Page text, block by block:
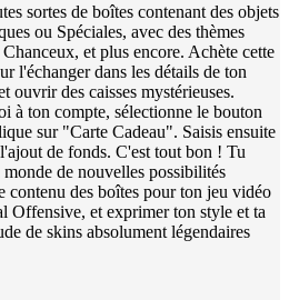
sortes de boîtes contenant des objets
ou Spéciales, avec des thèmes
et plus encore. Achète cette
l'échanger dans les détails de ton
ouvrir des caisses mystérieuses.
à ton compte, sélectionne le bouton
sur "Carte Cadeau". Saisis ensuite
de fonds. C'est tout bon ! Tu
de nouvelles possibilités
contenu des boîtes pour ton jeu vidéo
Offensive, et exprimer ton style et ta
de skins absolument légendaires